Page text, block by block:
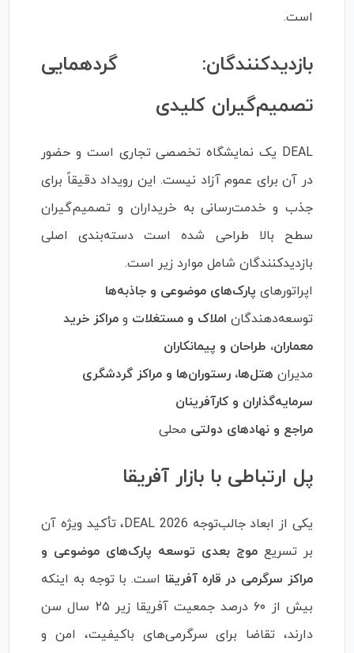
است.
بازدیدکنندگان: گردهمایی
تصمیم‌گیران کلیدی
DEAL یک نمایشگاه تخصصی تجاری است و حضور
در آن برای عموم آزاد نیست. این رویداد دقیقاً برای
جذب و خدمت‌رسانی به خریداران و تصمیم‌گیران
سطح بالا طراحی شده است دسته‌بندی اصلی
بازدیدکنندگان شامل موارد زیر است.
اپراتورهای پارک‌های موضوعی و جاذبه‌ها
توسعه‌دهندگان املاک و مستغلات ومراکز خرید
معماران، طراحان و پیمانکاران
مدیران هتل‌ها، رستوران‌ها و مراکز گردشگری
سرمایه‌گذاران و کارآفرینان
مراجع و نهادهای دولتی محلی
پل ارتباطی با بازار آفریقا
یکی از ابعاد جالب‌توجه DEAL 2026، تأکید ویژه آن
بر تسریعموج بعدی توسعه پارک‌های موضوعی و
مراکز سرگرمی در قاره آفریقا است. با توجه به اینکه
بیش از ۶۰ درصد جمعیت آفریقا زیر ۲۵ سال سن
دارند، تقاضا برای سرگرمی‌های باکیفیت، امن و